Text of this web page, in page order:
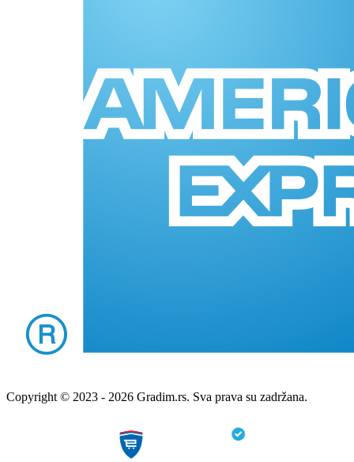
Copyright © 2023 - 2026 Gradim.rs. Sva prava su zadržana.